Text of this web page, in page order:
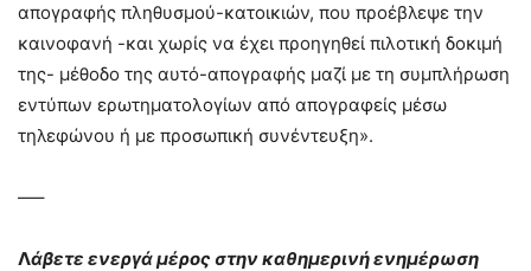
απογραφής πληθυσμού-κατοικιών, που προέβλεψε την
καινοφανή -και χωρίς να έχει προηγηθεί πιλοτική δοκιμή
της- μέθοδο της αυτό-απογραφής μαζί με τη συμπλήρωση
εντύπων ερωτηματολογίων από απογραφείς μέσω
τηλεφώνου ή με προσωπική συνέντευξη».
—–
Λάβετε ενεργά μέρος στην καθημερινή ενημέρωση